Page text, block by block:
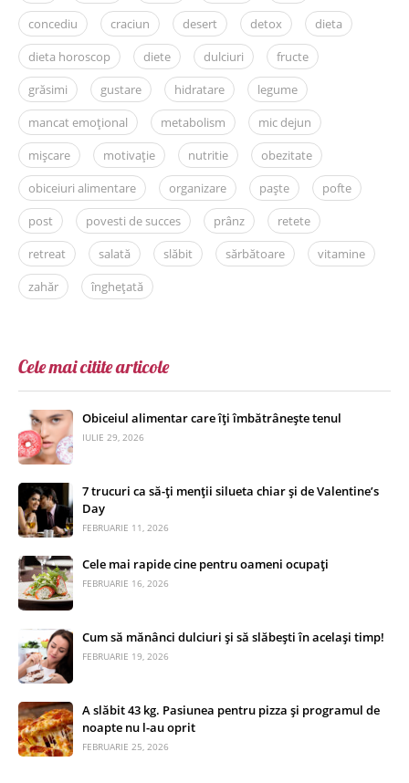
concediu
craciun desert detox
dieta
dieta horoscop
diete dulciuri
fructe
grăsimi
gustare hidratare
legume
mancat emoțional
metabolism
mic dejun
mișcare
motivație nutritie
obezitate
obiceiuri alimentare
organizare paște
pofte
post
povesti de succes prânz
retete
retreat
salată slăbit sărbătoare
vitamine
zahăr
înghețată
Cele mai citite articole
Obiceiul alimentar care îți îmbătrânește tenul
IULIE 29, 2026
7 trucuri ca să-ți menții silueta chiar și de Valentine’s
Day
FEBRUARIE 11, 2026
Cele mai rapide cine pentru oameni ocupați
FEBRUARIE 16, 2026
Cum să mănânci dulciuri și să slăbești în același timp!
FEBRUARIE 19, 2026
A slăbit 43 kg. Pasiunea pentru pizza și programul de
noapte nu l-au oprit
FEBRUARIE 25, 2026